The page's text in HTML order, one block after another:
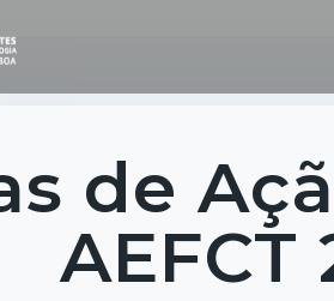
de
AEFCT